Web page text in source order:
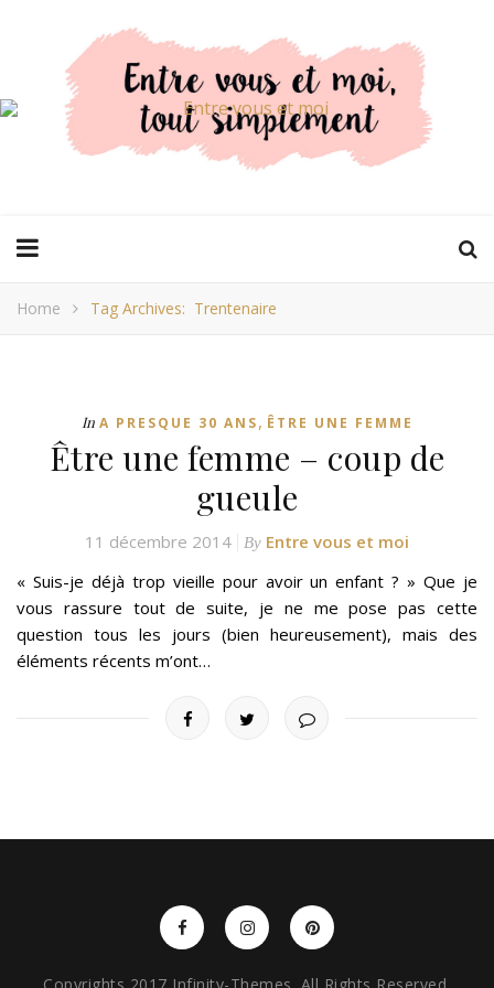
Home Tag Archives: Trentenaire
In A PRESQUE 30 ANS, ÊTRE UNE FEMME
Être une femme – coup de
gueule
11 décembre 2014 By Entre vous et moi
« Suis-je déjà trop vieille pour avoir un enfant ? » Que je
vous rassure tout de suite, je ne me pose pas cette
question tous les jours (bien heureusement), mais des
éléments récents m’ont…